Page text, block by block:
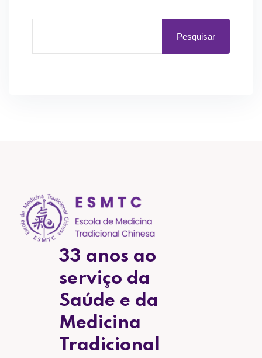
Pesquisar
33 anos ao
serviço da
Saúde e da
Medicina
Tradicional